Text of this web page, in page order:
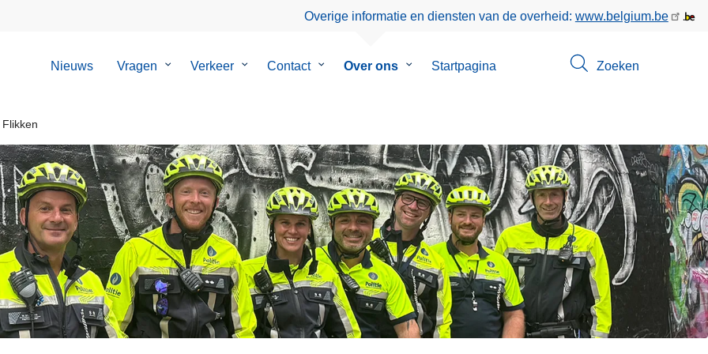
Overige informatie en diensten van de overheid: www.belgium.be
Nieuws Vragen
Submenu
Verkeer
Submenu
Contact
SubmenuOver ons
SubmenuStartpagina Zoeken